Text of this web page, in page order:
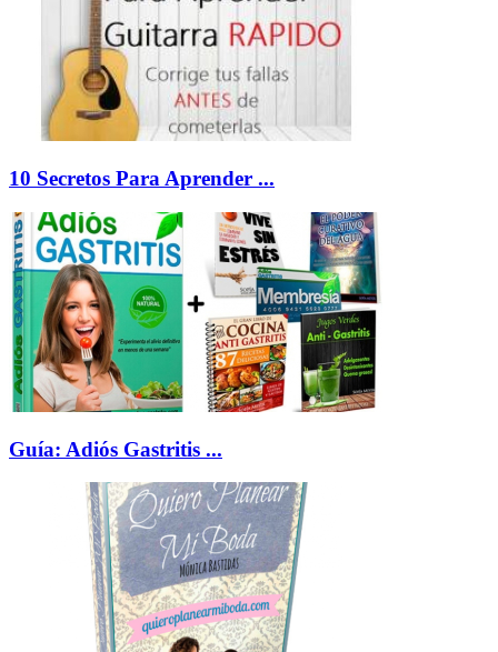
10 Secretos Para Aprender ...
Guí­a: Adiós Gastritis ...